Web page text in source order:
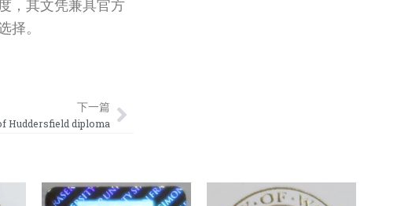
，其文凭兼具官方
择。
下一篇
Huddersfield diploma